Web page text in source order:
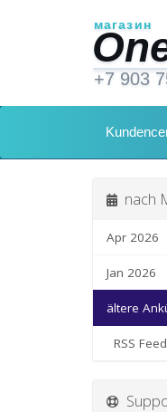
nach
Apr 2026
Jan 2026
ältere
RSS